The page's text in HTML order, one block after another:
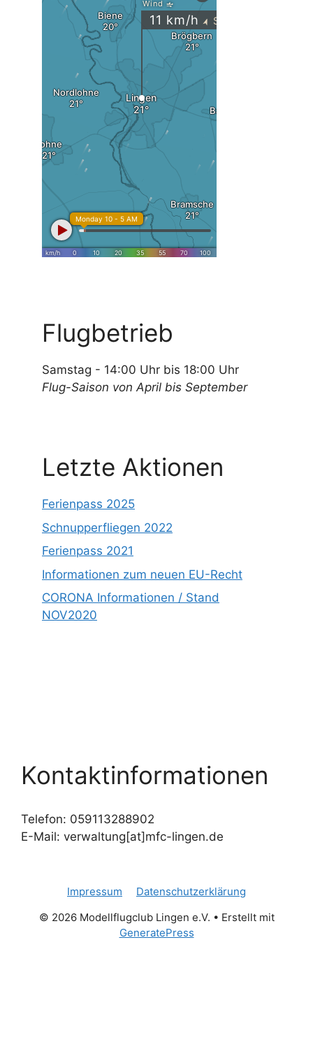
Flugbetrieb
Samstag - 14:00 Uhr bis 18:00 Uhr
Flug-Saison von April bis September
Letzte Aktionen
Ferienpass 2025
Schnupperfliegen 2022
Ferienpass 2021
Informationen zum neuen EU-Recht
CORONA Informationen / Stand
NOV2020
Kontaktinformationen
Telefon: 059113288902
E-Mail: verwaltung[at]mfc-lingen.de
Impressum
Datenschutzerklärung
© 2026 Modellflugclub Lingen e.V. • Erstellt mit
GeneratePress